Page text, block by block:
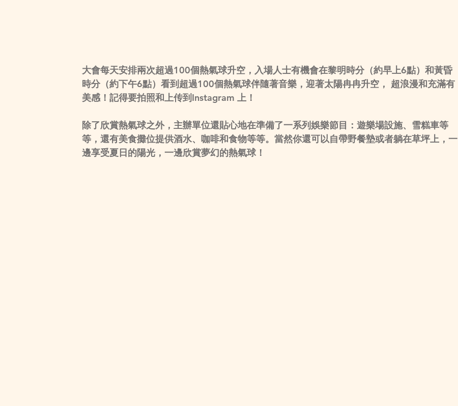
大會每天安排兩次超過100個熱氣球升空，入場人士有機會在黎明時分（約早上6點）和黃昏
時分（約下午6點）看到超過100個熱氣球伴隨著音樂，迎著太陽冉冉升空， 超浪漫和充滿有
美感！記得要拍照和上传到Instagram 上！
除了欣賞熱氣球之外，主辦單位還貼心地在準備了一系列娛樂節目：遊樂場設施、雪糕車等
等，還有美食攤位提供酒水、咖啡和食物等等。當然你還可以自帶野餐墊或者躺在草坪上，一
邊享受夏日的陽光，一邊欣賞夢幻的熱氣球！